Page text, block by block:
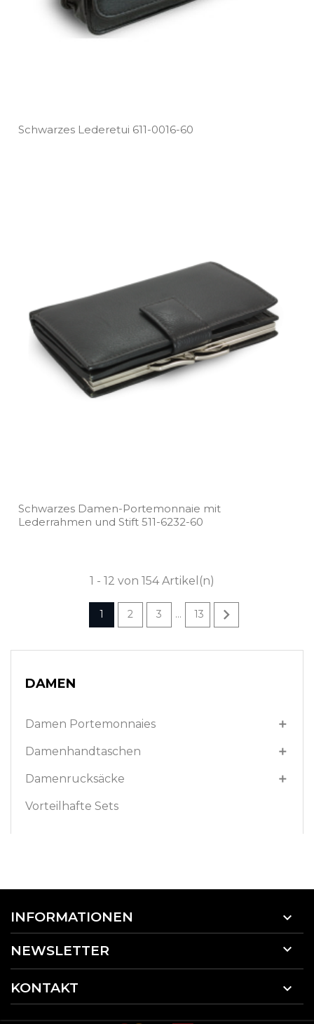
Schwarzes Lederetui 611­-0016­-60
Schwarzes Damen­-Portemonnaie mit
Lederrahmen und Stift 511­-6232­-60
1 - 12 von 154 Artikel(n)
1 2 3 … 13 
DAMEN
Damen Portemonnaies 
Damenhandtaschen 
Damenrucksäcke 
Vorteilhafte Sets
INFORMATIONEN 
NEWSLETTER 
KONTAKT 